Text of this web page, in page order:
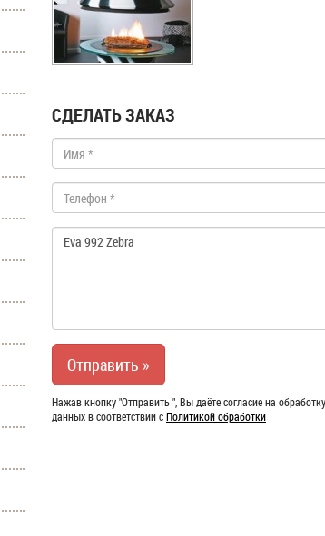
СДЕЛАТЬ ЗАКАЗ
Нажав кнопку "Отправить ", Вы даёте согласие на
данных в соответствии сПолитикой обработки